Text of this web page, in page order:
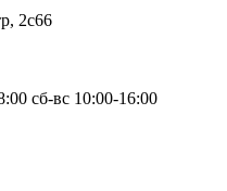
2с66
сб-вс 10:00-16:00